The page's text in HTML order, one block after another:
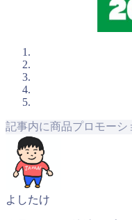
記事内に商品プロモー
よしたけ